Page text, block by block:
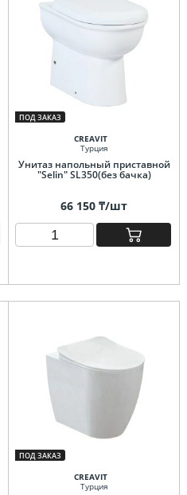
ПОД ЗАКАЗ
CREAVIT
Турция
Унитаз напольный приставной
"Selin" SL350(без бачка)
66 150 ₸/шт
ПОД ЗАКАЗ
CREAVIT
Турция